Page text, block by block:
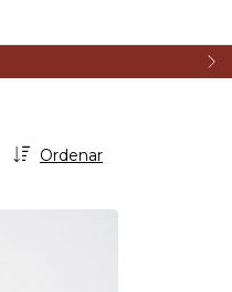
Ordenar